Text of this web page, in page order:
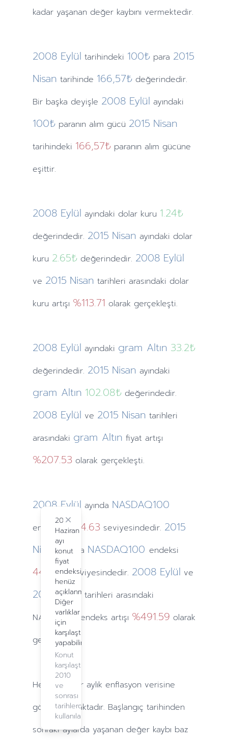
kadar yaşanan değer kaybını vermektedir.
2008 Eylül tarihindeki 100₺ para 2015
Nisan tarihinde 166,57₺ değerindedir.
Bir başka deyişle 2008 Eylül ayındaki
100₺ paranın alım gücü 2015 Nisan
tarihindeki 166,57₺ paranın alım gücüne
eşittir.
2008 Eylül ayındaki dolar kuru 1.24₺
değerindedir. 2015 Nisan ayındaki dolar
kuru 2.65₺değerindedir. 2008 Eylül
ve 2015 Nisan tarihleri arasındaki dolar
kuru artışı %113.71 olarak gerçekleşti.
2008 Eylül ayındaki gram Altın 33.2₺
değerindedir. 2015 Nisan ayındaki
gram Altın 102.08₺değerindedir.
2008 Eylül ve 2015 Nisan tarihleri
arasındaki gram Altın fiyat artışı
%207.53 olarak gerçekleşti.
2024
Haziran
ayı
konut
fiyat
endeksi
henüz
açıklanmadı.
Diğer
varlıklar
için
karşılaştırma
yapabilirsiniz.
Konut
karşılaştırma,
2010
ve
sonrası
tarihlerde
kullanılabilir.
Close
2008 Eylül ayında NASDAQ100
endeksi1594.63 seviyesindedir. 2015
Nisan ayında NASDAQ100 endeksi
4414.25seviyesindedir. 2008 Eylül ve
2015 Nisan tarihleri arasındaki
NASDAQ100 endeks artışı %491.59 olarak
gerçekleşti.
Hesaplamalar aylık enflasyon verisine
göre yapılmaktadır. Başlangıç tarihinden
sonraki aylarda yaşanan değer kaybı baz